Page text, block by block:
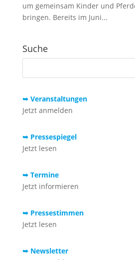
um gemeinsam Kinder und
bringen. Bereits im Juni...
Suche
➥ Veranstaltungen
Jetzt anmelden
➥ Pressespiegel
Jetzt lesen
➥ Termine
Jetzt informieren
➥ Pressestimmen
Jetzt lesen
➥ Newsletter